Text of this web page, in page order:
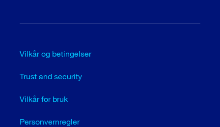
Vilkår og betingelser
Trust and security
Vilkår for bruk
Personvernregler